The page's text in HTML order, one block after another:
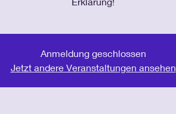
Anmeldung geschlossen
Jetzt andere Veranstaltungen ansehen